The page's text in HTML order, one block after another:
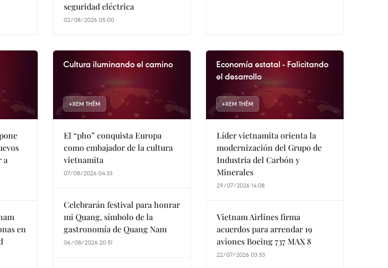
seguridad eléctrica
02/08/2026 05:00
a
en
Cultura iluminando el camino
+XEM THÊM
El “pho” conquista Europa
como embajador de la cultura
vietnamita
07/08/2026 04:33
Celebrarán festival para honrar
mi Quang, símbolo de la
gastronomía de Quang Nam
06/08/2026 20:51
Economía estatal - Falicitando
el desarrollo
+XEM THÊM
Líder vietnamita orienta la
modernización del Grupo de
Industria del Carbón y
Minerales
29/07/2026 14:08
Vietnam Airlines firma
acuerdos para arrendar 19
aviones Boeing 737 MAX 8
22/07/2026 03:53